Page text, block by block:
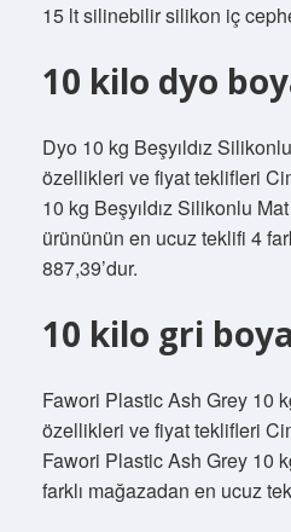
15 lt silinebilir silikon iç
10 kilo dyo
Dyo 10 kg Beşyıldız
özellikleri ve fiyat teklifleri
10 kg Beşyıldız Silikonlu
ürününün en ucuz teklifi 4
887,39’dur.
10 kilo gri
Fawori Plastic Ash Grey 10
özellikleri ve fiyat teklifleri
Fawori Plastic Ash Grey 10
farklı mağazadan en ucuz